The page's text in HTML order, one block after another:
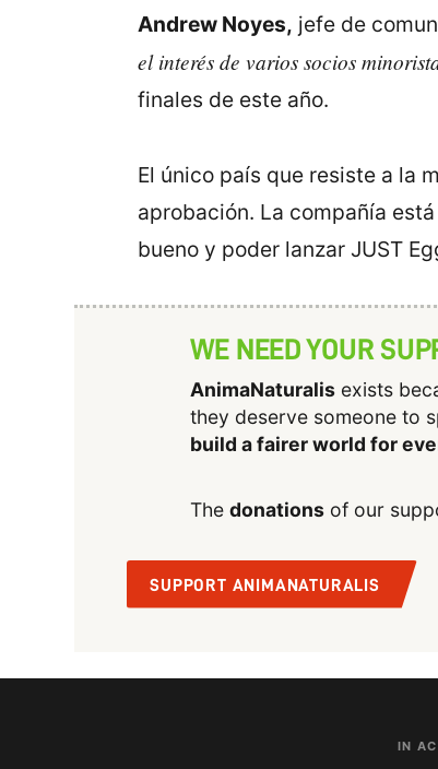
Andrew Noyes, jefe de
el interés de varios socios
finales de este año.
El único país que resiste a la
aprobación. La compañía
bueno y poder lanzar JUST
WE NEED YOUR
AnimaNaturalisexists
they deserve someone to
build a fairer world for
The donationsof our
SUPPORT ANIMANATURALIS
IN